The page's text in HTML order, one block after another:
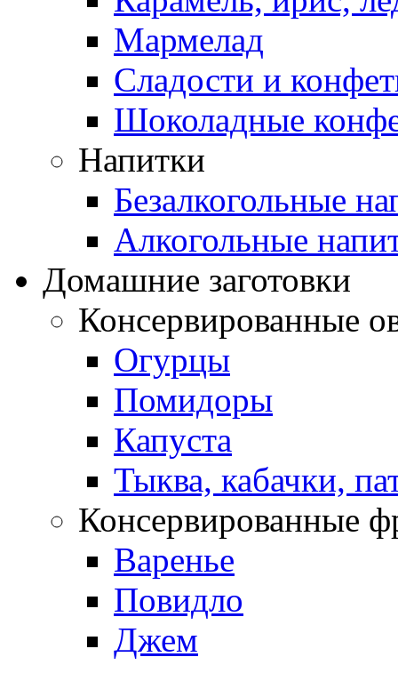
Мармелад
Сладости и
Шоколадные
Напитки
Безалкогольные
Алкогольные
Домашние заготовки
Консервированные
Огурцы
Помидоры
Капуста
Тыква, кабачки,
Консервированные
Варенье
Повидло
Джем